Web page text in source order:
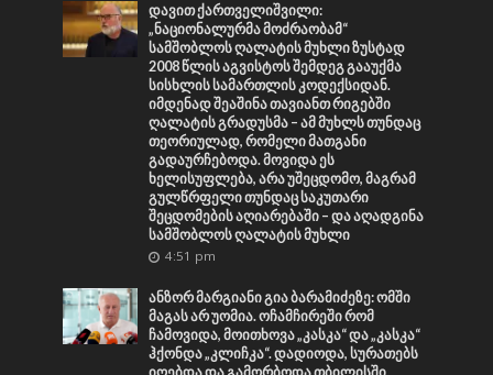
დავით ქართველიშვილი:
„ნაციონალურმა მოძრაობამ“
სამშობლოს ღალატის მუხლი ზუსტად
2008 წლის აგვისტოს შემდეგ გააუქმა
სისხლის სამართლის კოდექსიდან.
იმდენად შეაშინა თავიანთ რიგებში
ღალატის გრადუსმა – ამ მუხლს თუნდაც
თეორიულად, რომელი მათგანი
გადაურჩებოდა. მოვიდა ეს
ხელისუფლება, არა უშეცდომო, მაგრამ
გულწრფელი თუნდაც საკუთარი
შეცდომების აღიარებაში – და აღადგინა
სამშობლოს ღალატის მუხლი
4:51 pm
ანზორ მარგიანი გია ბარამიძეზე: ომში
მაგას არ უომია. ოჩამჩირეში რომ
ჩამოვიდა, მოითხოვა „კასკა“ და „კასკა“
ჰქონდა „კლიჩკა“. დადიოდა, სურათებს